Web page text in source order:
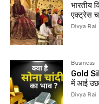
भारतीय
एक्ट्रेस
Divya Rai
Business
Gold
में आई
Divya Rai